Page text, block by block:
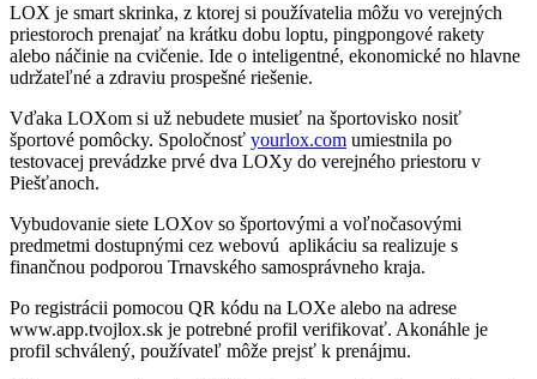
LOX je smart skrinka, z ktorej si používatelia môžu vo verejných
priestoroch prenajať na krátku dobu loptu, pingpongové rakety
alebo náčinie na cvičenie. Ide o inteligentné, ekonomické no hlavne
udržateľné a zdraviu prospešné riešenie.
Vďaka LOXom si už nebudete musieť na športovisko nosiť
športové pomôcky. Spoločnosť yourlox.com umiestnila po
testovacej prevádzke prvé dva LOXy do verejného priestoru v
Piešťanoch.
Vybudovanie siete LOXov so športovými a voľnočasovými
predmetmi dostupnými cez webovú aplikáciu sa realizuje s
finančnou podporou Trnavského samosprávneho kraja.
Po registrácii pomocou QR kódu na LOXe alebo na adrese
www.app.tvojlox.sk je potrebné profil verifikovať. Akonáhle je
profil schválený, používateľ môže prejsť k prenájmu.